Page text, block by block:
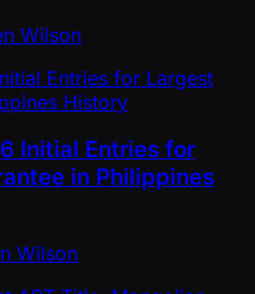
Wilson
Initial Entries for
in Philippines
Wilson